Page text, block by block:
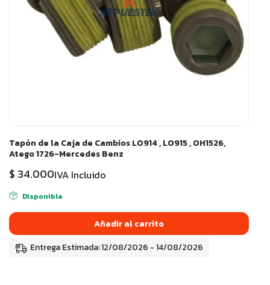
Tapón de la Caja de Cambios LO914 , LO915 , OH1526,
Atego 1726-Mercedes Benz
$ 34.000IVA Incluido
Disponible
Añadir al carrito
Entrega Estimada: 12/08/2026 - 14/08/2026